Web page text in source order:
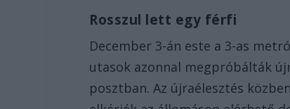
Rosszul lett egy férfi
December 3-án este a 3-as
utasok azonnal megpróbálták
posztban. Az újraélesztés